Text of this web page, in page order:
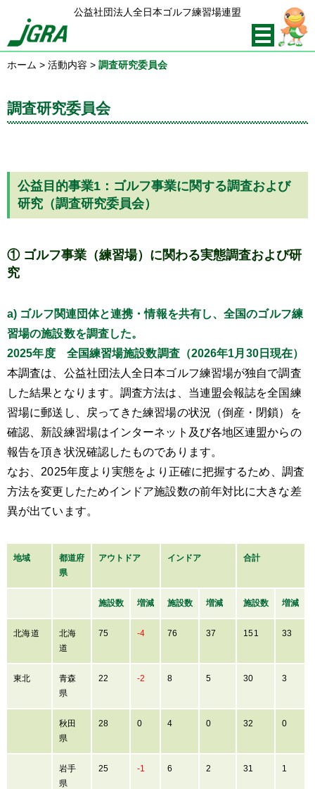
公益社団法人全日本ゴルフ練習場連盟
ホーム > 活動内容 > 調査研究委員会
調査研究委員会
公益目的事業1：ゴルフ事業に関する調査および
研究（調査研究委員会）
① ゴルフ事業（練習場）に関わる実態調査および研
究
a) ゴルフ関連団体と連携・情報を共有し、全国のゴルフ練
習場の施設数を調査した。
2025年度 全国練習場施設数調査（2026年1月30日現在）
本調査は、公益社団法人全日本ゴルフ練習場が独自で調査
した結果となります。調査方法は、当連盟会報誌を全国練
習場に郵送し、戻ってきた練習場の状況（倒産・閉鎖）を
確認、新設練習場はインターネット及び各地区連盟からの
報告を頂き状況確認したものであります。
なお、2025年度より実態をより正確に把握するため、調査
方法を変更したためインドア施設数の前年対比に大きな差
異が出ています。
地域
都道府
県
アウトドア インドア 合計
施設数 増減 施設数 増減 施設数 増減
北海道
北海
道
75 -4 76 37 151 33
東北
青森
県
22 -2 8 5 30 3
秋田
県
28 0 4 0 32 0
岩手
県
25 -1 6 2 31 1